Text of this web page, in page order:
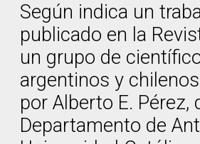
Según indica un
publicado en la
un grupo de
argentinos y
por Alberto E. Pérez,
Departamento de